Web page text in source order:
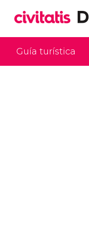
Guía turística